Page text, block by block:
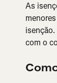
As
com o